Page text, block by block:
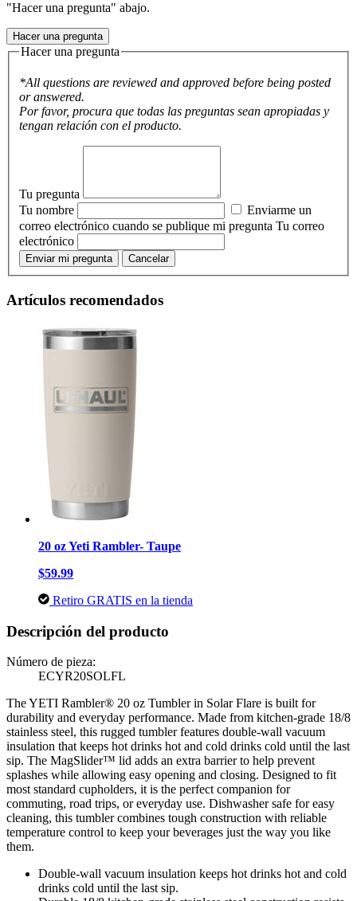
"Hacer una pregunta" abajo.
Hacer una pregunta
Hacer una pregunta
*All questions are reviewed and approved before being posted
or answered.
Por favor, procura que todas las preguntas sean apropiadas y
tengan relación con el producto.
Tu pregunta
Tu nombre
Enviarme un
correo electrónico cuando se publique mi pregunta Tu correo
electrónico
Enviar mi pregunta Cancelar
Artículos recomendados
20 oz Yeti Rambler- Taupe
$59.99
Retiro GRATIS en la tienda
Descripción del producto
Número de pieza:
ECYR20SOLFL
The YETI Rambler® 20 oz Tumbler in Solar Flare is built for
durability and everyday performance. Made from kitchen-grade 18/8
stainless steel, this rugged tumbler features double-wall vacuum
insulation that keeps hot drinks hot and cold drinks cold until the last
sip. The MagSlider™ lid adds an extra barrier to help prevent
splashes while allowing easy opening and closing. Designed to fit
most standard cupholders, it is the perfect companion for
commuting, road trips, or everyday use. Dishwasher safe for easy
cleaning, this tumbler combines tough construction with reliable
temperature control to keep your beverages just the way you like
them.
Double-wall vacuum insulation keeps hot drinks hot and cold
drinks cold until the last sip.